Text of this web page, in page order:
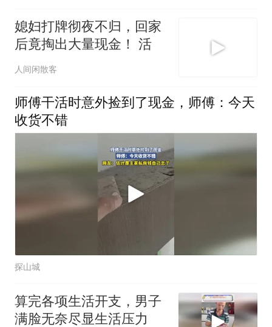
媳妇打牌彻夜不归，回家
后竟掏出大量现金！ 活
人间闲散客
师傅干活时意外捡到了现金，师傅：今天
收货不错
探山城
算完各项生活开支，男子
满脸无奈尽显生活压力